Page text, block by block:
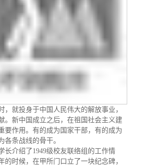
西南联大校友会
义工计划
新媒体平台
青春风采
校友文苑
校友讲坛
校友视界
信息化服务
三创大赛
实用信息
总会简介
会长致辞
总会章程
理事会名单
制度法规
联系我们
，就投身于中国人民伟大的解放事业，
。新中国成立之后，在祖国社会主义建
要作用。有的成为国家干部，有的成为
各条战线的骨干。
长介绍了1949级校友联络组的工作情
的时候，在甲所门口立了一块纪念碑，